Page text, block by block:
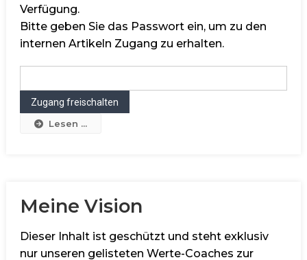
Verfügung.
Bitte geben Sie das Passwort ein, um zu den
internen Artikeln Zugang zu erhalten.
Lesen ...
Meine Vision
Dieser Inhalt ist geschützt und steht exklusiv
nur unseren gelisteten Werte-Coaches zur